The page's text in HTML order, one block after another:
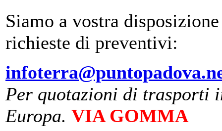
Siamo a vostra
richieste di preventivi:
Per quotazioni di trasporti
Europa. VIA GOMMA